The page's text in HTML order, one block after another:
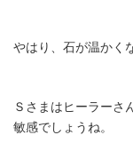
やはり、石が温かく
Ｓさまはヒーラーさ
敏感でしょうね。